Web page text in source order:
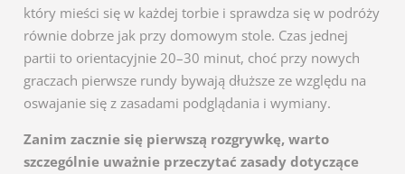
który mieści się w każdej torbie i sprawdza się w podróży
równie dobrze jak przy domowym stole. Czas jednej
partii to orientacyjnie 20–30 minut, choć przy nowych
graczach pierwsze rundy bywają dłuższe ze względu na
oswajanie się z zasadami podglądania i wymiany.
Zanim zacznie się pierwszą rozgrywkę, warto
szczególnie uważnie przeczytać zasady dotyczące